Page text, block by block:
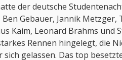
der deutsche
Ben Gebauer, Jannik Metzger,
Kaim, Leonard Brahms und
Rennen hingelegt, die
gelassen. Das top